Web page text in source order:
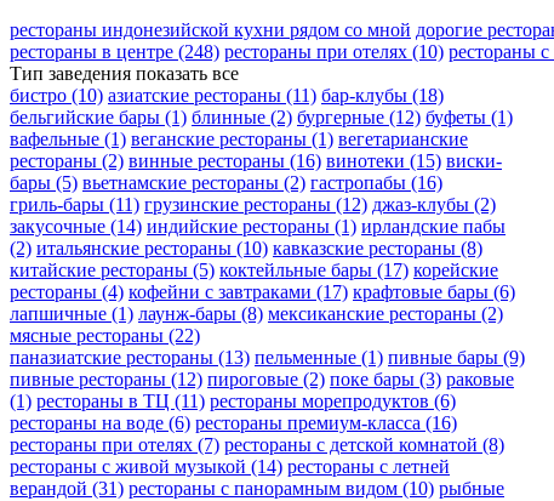
рестораны индонезийской кухни рядом со мной дорогие
рестораны в центре (248) рестораны при отелях (10) рестораны
Тип заведения показать все
бистро (10) азиатские рестораны (11) бар-клубы (18)
бельгийские бары (1) блинные (2) бургерные (12) буфеты (1)
вафельные (1) веганские рестораны (1) вегетарианские
рестораны (2) винные рестораны (16) винотеки (15) виски-
бары (5) вьетнамские рестораны (2) гастропабы (16)
гриль-бары (11) грузинские рестораны (12) джаз-клубы (2)
закусочные (14) индийские рестораны (1) ирландские пабы
(2) итальянские рестораны (10) кавказские рестораны (8)
китайские рестораны (5) коктейльные бары (17) корейские
рестораны (4) кофейни с завтраками (17) крафтовые бары (6)
лапшичные (1) лаунж-бары (8) мексиканские рестораны (2)
мясные рестораны (22)
паназиатские рестораны (13) пельменные (1) пивные бары (9)
пивные рестораны (12) пироговые (2) поке бары (3) раковые
(1) рестораны в ТЦ (11) рестораны морепродуктов (6)
рестораны на воде (6) рестораны премиум-класса (16)
рестораны при отелях (7) рестораны с детской комнатой (8)
рестораны с живой музыкой (14) рестораны с летней
верандой (31) рестораны с панорамным видом (10) рыбные